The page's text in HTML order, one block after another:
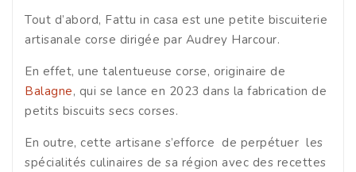
Tout d’abord, Fattu in casa est une petite biscuiterie
artisanale corse dirigée par Audrey Harcour.
En effet, une talentueuse corse, originaire de
Balagne, qui se lance en 2023 dans la fabrication de
petits biscuits secs corses.
En outre, cette artisane s’efforce de perpétuer les
spécialités culinaires de sa région avec des recettes